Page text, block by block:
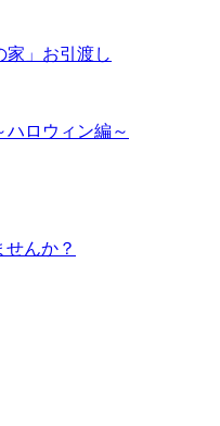
家」お引渡し
ハロウィン編～
せんか？